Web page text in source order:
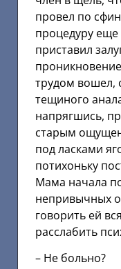
провел по
процедуру еще
приставил
трудом вошел,
тещиного
напрягшись,
старым
под ласками
потихоньку
Мама начала
непривычных
говорить ей
расслабить
– Не больно?